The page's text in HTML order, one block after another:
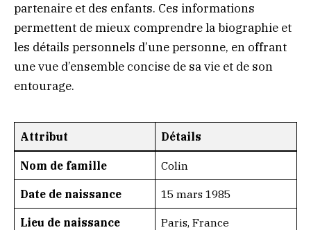
partenaire et des enfants. Ces informations
permettent de mieux comprendre la biographie et
les détails personnels d’une personne, en offrant
une vue d’ensemble concise de sa vie et de son
entourage.
Attribut Détails
Nom de famille Colin
Date de naissance 15 mars 1985
Lieu de naissance Paris, France